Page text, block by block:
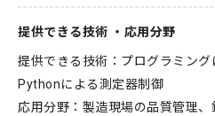
提供できる技術 ・応用分野
提供できる技術：プログラミング
Pythonによる測定器制御
応用分野：製造現場の品質管理